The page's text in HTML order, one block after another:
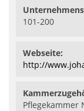
101-200
Webseite:
http://
Pflegekammer